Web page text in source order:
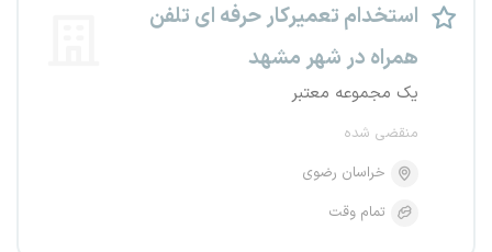
استخدام تعمیرکار حرفه ای تلفن
همراه در شهر مشهد
یک مجموعه معتبر
منقضی شده
خراسان رضوی
تمام وقت